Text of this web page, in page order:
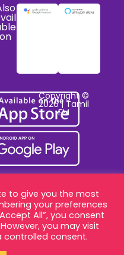
on
Copyright ©
2026 | Tamil
FM
to give you the most
your preferences
All”, you consent
you may visit
controlled consent.